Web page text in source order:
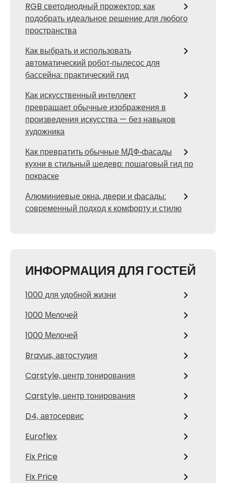
RGB светодиодный прожектор: как
подобрать идеальное решение для любого
пространства
Как выбрать и использовать
автоматический робот‑пылесос для
бассейна: практический гид
Как искусственный интеллект
превращает обычные изображения в
произведения искусства — без навыков
художника
Как превратить обычные МДФ‑фасады
кухни в стильный шедевр: пошаговый гид по
покраске
Алюминиевые окна, двери и фасады:
современный подход к комфорту и стилю
ИНФОРМАЦИЯ ДЛЯ ГОСТЕЙ
1000 для удобной жизни
1000 Мелочей
1000 Мелочей
Bravus, автостудия
Carstyle, центр тонирования
Carstyle, центр тонирования
D4, автосервис
Euroflex
Fix Price
Fix Price